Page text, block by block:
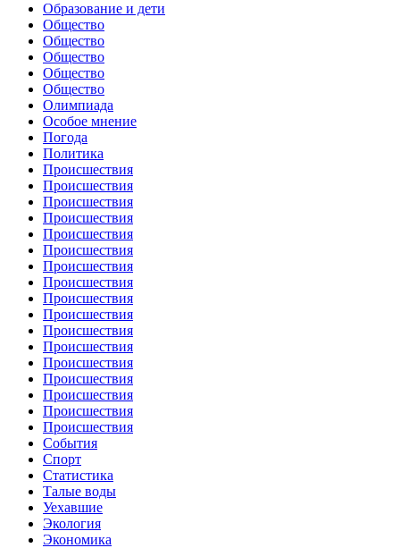
Образование и дети
Общество
Общество
Общество
Общество
Общество
Олимпиада
Особое мнение
Погода
Политика
Происшествия
Происшествия
Происшествия
Происшествия
Происшествия
Происшествия
Происшествия
Происшествия
Происшествия
Происшествия
Происшествия
Происшествия
Происшествия
Происшествия
Происшествия
Происшествия
Происшествия
События
Спорт
Статистика
Талые воды
Уехавшие
Экология
Экономика